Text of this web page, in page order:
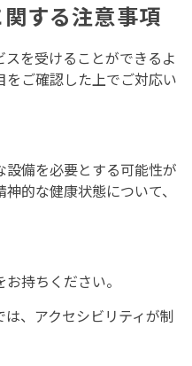
する注意事項
を受けることができるよ
をご確認した上でご対応い
備を必要とする可能性が
的な健康状態について、
持ちください。
、アクセシビリティが制